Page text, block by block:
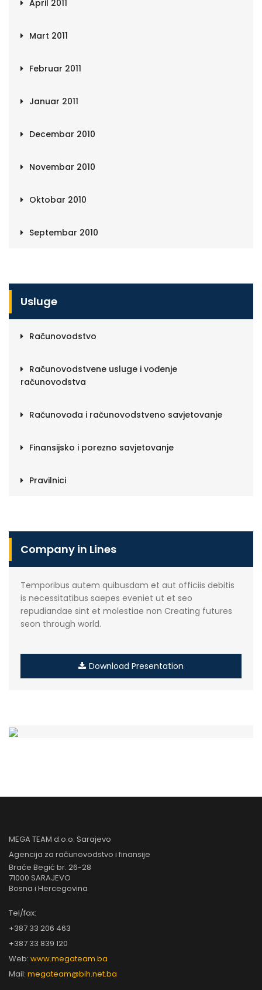
April 2011
Mart 2011
Februar 2011
Januar 2011
Decembar 2010
Novembar 2010
Oktobar 2010
Septembar 2010
Usluge
Računovodstvo
Računovodstvene usluge i vođenje
računovodstva
Računovođa i računovodstveno savjetovanje
Finansijsko i porezno savjetovanje
Pravilnici
Company in Lines
Temporibus autem quibusdam et aut officiis debitis
is necessitatibus saepes eveniet ut et seo
repudiandae sint et molestiae non Creating futures
seon through world.
Download Presentation
MEGA TEAM d.o.o. Sarajevo
Agencija za računovodstvo i finansije
Braće Begić br. 26-28
71000 SARAJEVO
Bosna i Hercegovina
Tel/fax:
+387 33 206 463
+387 33 839 120
Web: www.megateam.ba
Mail: megateam@bih.net.ba